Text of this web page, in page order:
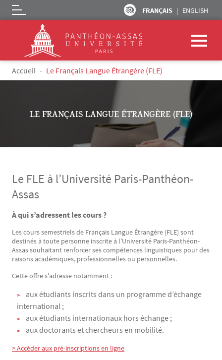
Aller au contenu principal
FRANÇAIS ENGLISH
Logo
Fil d'Ariane
Accueil Le Français Langue Étrangère (FLE)
LE FRANÇAIS LANGUE ÉTRANGÈRE (FLE)
Le FLE à l’Université Paris-Panthéon-
Assas
Texte
À qui s’adressent les cours ?
Les cours semestriels de Français Langue Étrangère (FLE) sont
destinés à toute personne inscrite à l’Université Paris-Panthéon-
Assas souhaitant renforcer ses compétences linguistiques pour des
raisons académiques, professionnelles ou personnelles.
Cette offre s'adresse notamment :
aux étudiants inscrits dans un programme d’échange
international ;
aux étudiants internationaux hors échange ;
aux doctorants et chercheurs en mobilité.
> Accéder aux pré-inscriptions en ligne